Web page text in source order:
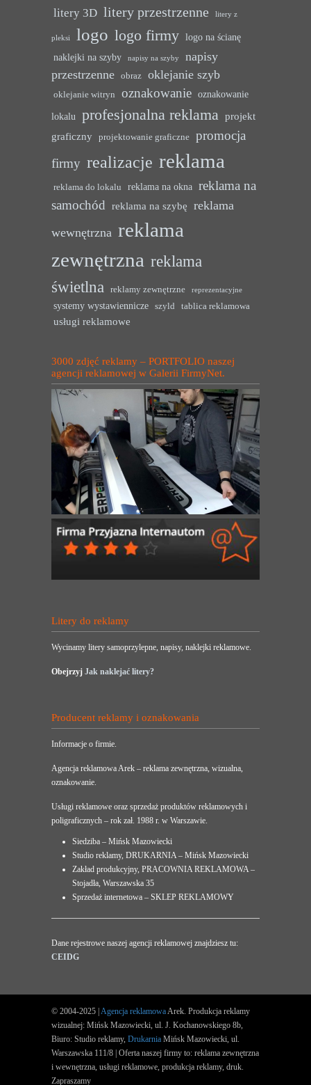
litery 3D litery przestrzenne litery z
pleksi logo logo firmy logo na ścianę
naklejki na szyby
napisy na szyby
napisy
przestrzenne
obraz oklejanie szyb
oklejanie witryn oznakowanie oznakowanie
lokalu profesjonalna reklama projekt
graficzny
projektowanie graficzne
promocja
firmy realizacje reklama
reklama do lokalu reklama na okna reklama na
samochód reklama na szybę reklama
wewnętrzna reklama
zewnętrzna reklama
świetlna
reklamy zewnętrzne reprezentacyjne
systemy wystawiennicze szyld tablica reklamowa
usługi reklamowe
3000 zdjęć reklamy – PORTFOLIO naszej
agencji reklamowej w Galerii FirmyNet.
Litery do reklamy
Wycinamy litery samoprzylepne, napisy, naklejki reklamowe.
Obejrzyj Jak naklejać litery?
Producent reklamy i oznakowania
Informacje o firmie.
Agencja reklamowa Arek – reklama zewnętrzna, wizualna,
oznakowanie.
Usługi reklamowe oraz sprzedaż produktów reklamowych i
poligraficznych – rok zał. 1988 r. w Warszawie.
Siedziba – Mińsk Mazowiecki
Studio reklamy, DRUKARNIA – Mińsk Mazowiecki
Zakład produkcyjny, PRACOWNIA REKLAMOWA –
Stojadła, Warszawska 35
Sprzedaż internetowa – SKLEP REKLAMOWY
Dane rejestrowe naszej agencji reklamowej znajdziesz tu:
CEIDG
© 2004-2025 | Agencja reklamowa Arek. Produkcja reklamy
wizualnej: Mińsk Mazowiecki, ul. J. Kochanowskiego 8b,
Biuro: Studio reklamy, Drukarnia Mińsk Mazowiecki, ul.
Warszawska 111/8 | Oferta naszej firmy to: reklama zewnętrzna
i wewnętrzna, usługi reklamowe, produkcja reklamy, druk.
Zapraszamy